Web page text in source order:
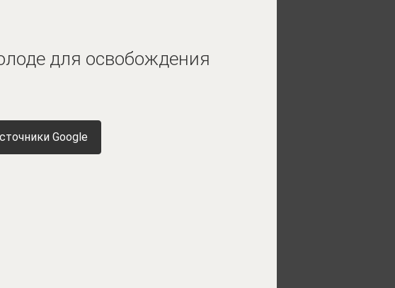
для освобождения
Google